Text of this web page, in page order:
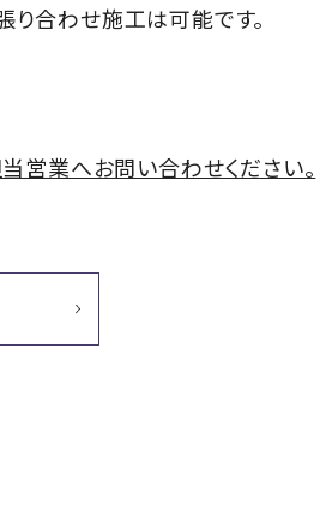
り合わせ施工は可能です。
営業へお問い合わせください。